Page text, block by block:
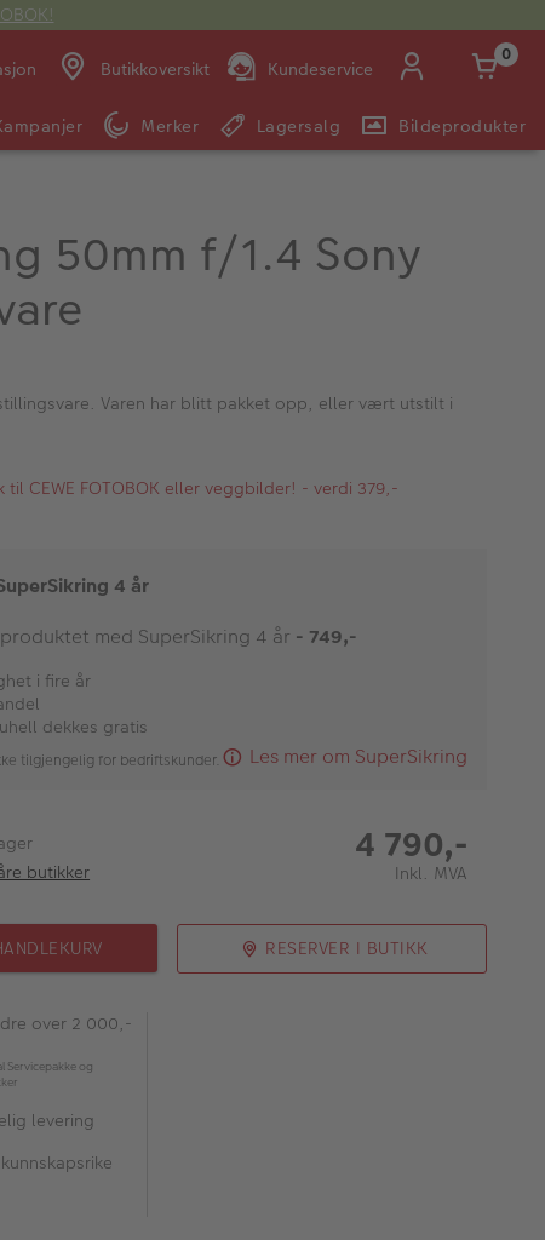
Butikkoversikt Kundeservice
Man -
09:00 -
14:00 -
0
Merker Lagersalg Bildeprodukter
50mm f/1.4 Sony
Varen har blitt pakket opp, eller vært utstilt i
til CEWE FOTOBOK eller veggbilder! - verdi 379,-
4 år
med SuperSikring 4 år - 749,-
i fire år
dekkes gratis
tilgjengelig for bedriftskunder. Les mer om SuperSikring
butikker
4 790,-
Inkl. MVA
RESERVER I BUTIKK
over 2 000,-
Servicepakke og
levering